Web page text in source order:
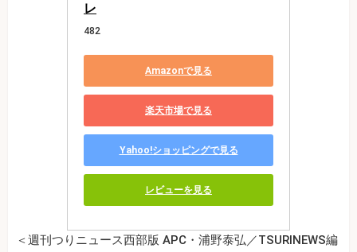
レ
482
Amazonで見る
楽天市場で見る
Yahoo!ショッピングで見る
レビューを見る
＜週刊つりニュース西部版 APC・浦野泰弘／TSURINEWS編